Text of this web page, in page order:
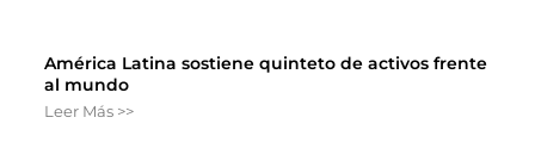
América Latina sostiene quinteto de activos frente
al mundo
Leer Más >>